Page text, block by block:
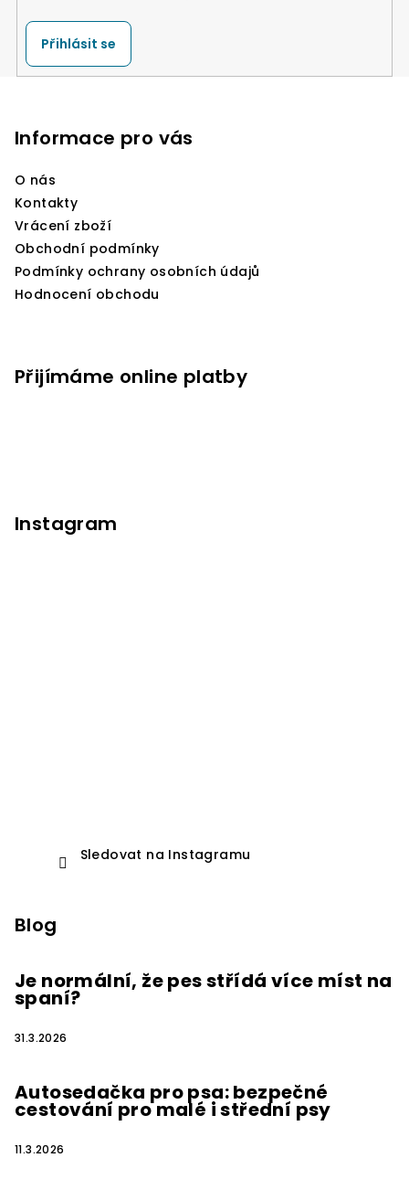
Přihlásit se
Informace pro vás
O nás
Kontakty
Vrácení zboží
Obchodní podmínky
Podmínky ochrany osobních údajů
Hodnocení obchodu
Přijímáme online platby
Instagram
Sledovat na Instagramu
Blog
Je normální, že pes střídá více míst na
spaní?
31.3.2026
Autosedačka pro psa: bezpečné
cestování pro malé i střední psy
11.3.2026